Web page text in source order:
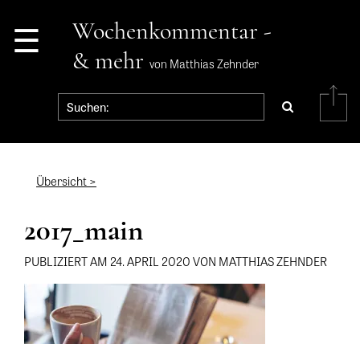
☰
Wochenkommentar -
& mehr von Matthias Zehnder
Übersicht >
2017_main
PUBLIZIERT AM 24. APRIL 2020 VON MATTHIAS ZEHNDER